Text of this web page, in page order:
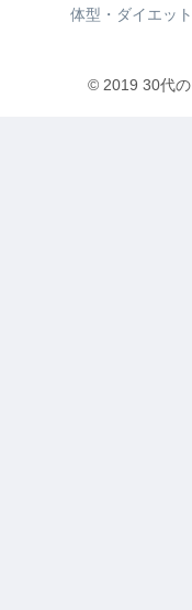
体型・ダイエット
© 2019 30代